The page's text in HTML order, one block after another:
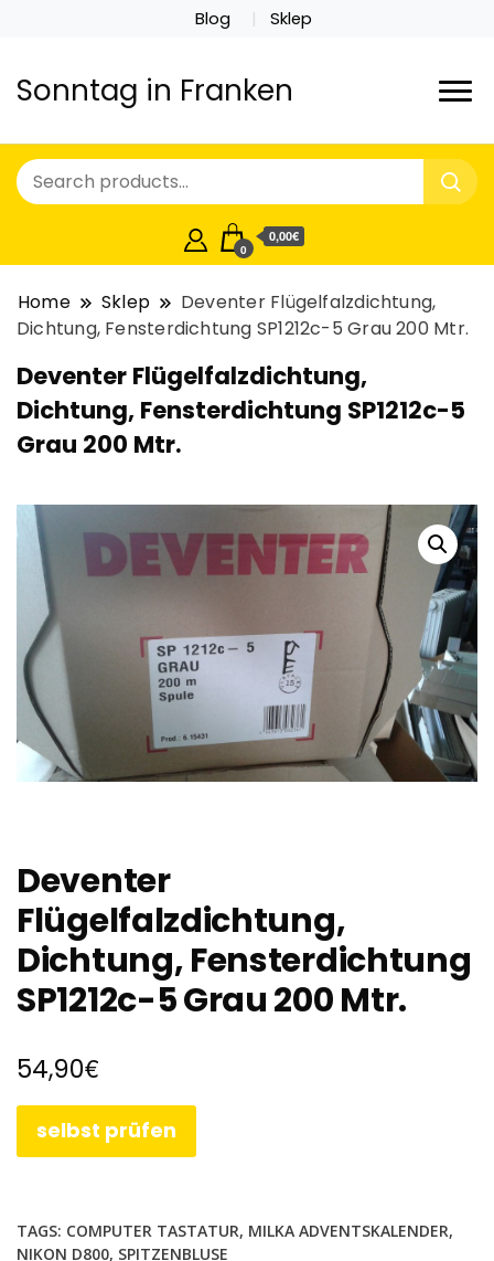
Blog Sklep
Sonntag in Franken
0
0,00€
Home Sklep
Deventer Flügelfalzdichtung,
Dichtung, Fensterdichtung SP1212c-5 Grau 200 Mtr.
Deventer Flügelfalzdichtung,
Dichtung, Fensterdichtung SP1212c-5
Grau 200 Mtr.
Deventer
Flügelfalzdichtung,
Dichtung, Fensterdichtung
SP1212c-5 Grau 200 Mtr.
54,90€
selbst prüfen
TAGS: COMPUTER TASTATUR, MILKA ADVENTSKALENDER,
NIKON D800, SPITZENBLUSE